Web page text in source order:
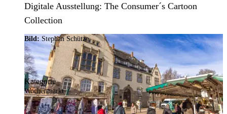
Digitale Ausstellung: The Consumer´s Cartoon
Collection
Bild: Stephan Schütze
Kategorie
Wochenmarkt